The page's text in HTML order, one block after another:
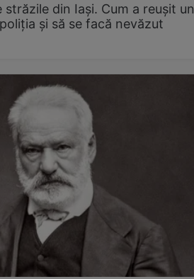
din Iași. Cum a reușit un
și să se facă nevăzut